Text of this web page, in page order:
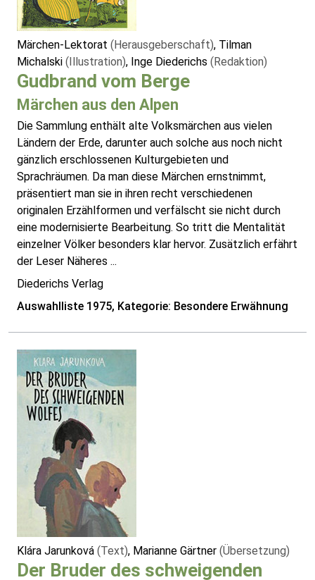
Märchen-Lektorat (Herausgeberschaft), Tilman
Michalski (Illustration), Inge Diederichs (Redaktion)
Gudbrand vom Berge
Märchen aus den Alpen
Die Sammlung enthält alte Volksmärchen aus vielen
Ländern der Erde, darunter auch solche aus noch nicht
gänzlich erschlossenen Kulturgebieten und
Sprachräumen. Da man diese Märchen ernstnimmt,
präsentiert man sie in ihren recht verschiedenen
originalen Erzählformen und verfälscht sie nicht durch
eine modernisierte Bearbeitung. So tritt die Mentalität
einzelner Völker besonders klar hervor. Zusätzlich erfährt
der Leser Näheres ...
Diederichs Verlag
Auswahlliste 1975, Kategorie: Besondere Erwähnung
Klára Jarunková (Text), Marianne Gärtner (Übersetzung)
Der Bruder des schweigenden